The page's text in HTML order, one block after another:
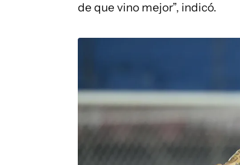
de que vino mejor”, indicó.